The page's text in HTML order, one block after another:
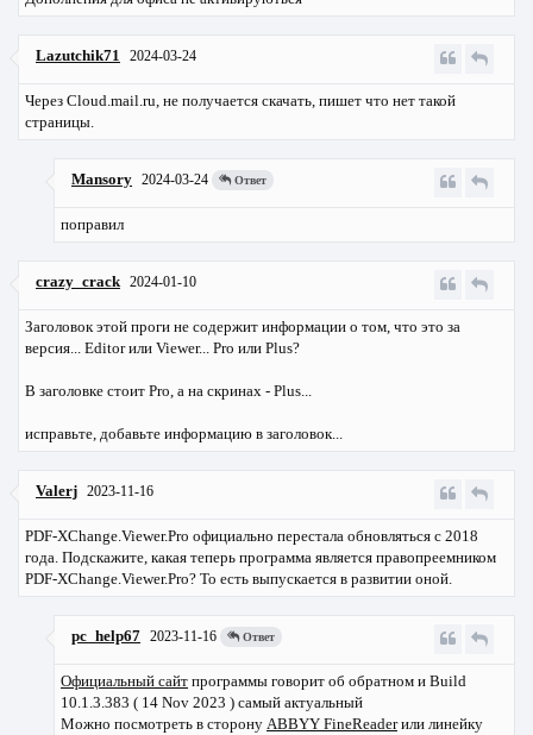
Lazutchik71 2024-03-24
Через Cloud.mail.ru, не получается скачать, пишет что нет такой
страницы.
Mansory 2024-03-24 Ответ
поправил
crazy_crack 2024-01-10
Заголовок этой проги не содержит информации о том, что это за
версия... Editor или Viewer... Pro или Plus?
В заголовке стоит Pro, а на скринах - Plus...
исправьте, добавьте информацию в заголовок...
Valerj 2023-11-16
PDF-XChange.Viewer.Pro официально перестала обновляться с 2018
года. Подскажите, какая теперь программа является правопреемником
PDF-XChange.Viewer.Pro? То есть выпускается в развитии оной.
pc_help67 2023-11-16 Ответ
Официальный сайт программы говорит об обратном и Build
10.1.3.383 ( 14 Nov 2023 ) самый актуальный
Можно посмотреть в сторону ABBYY FineReaderили линейку